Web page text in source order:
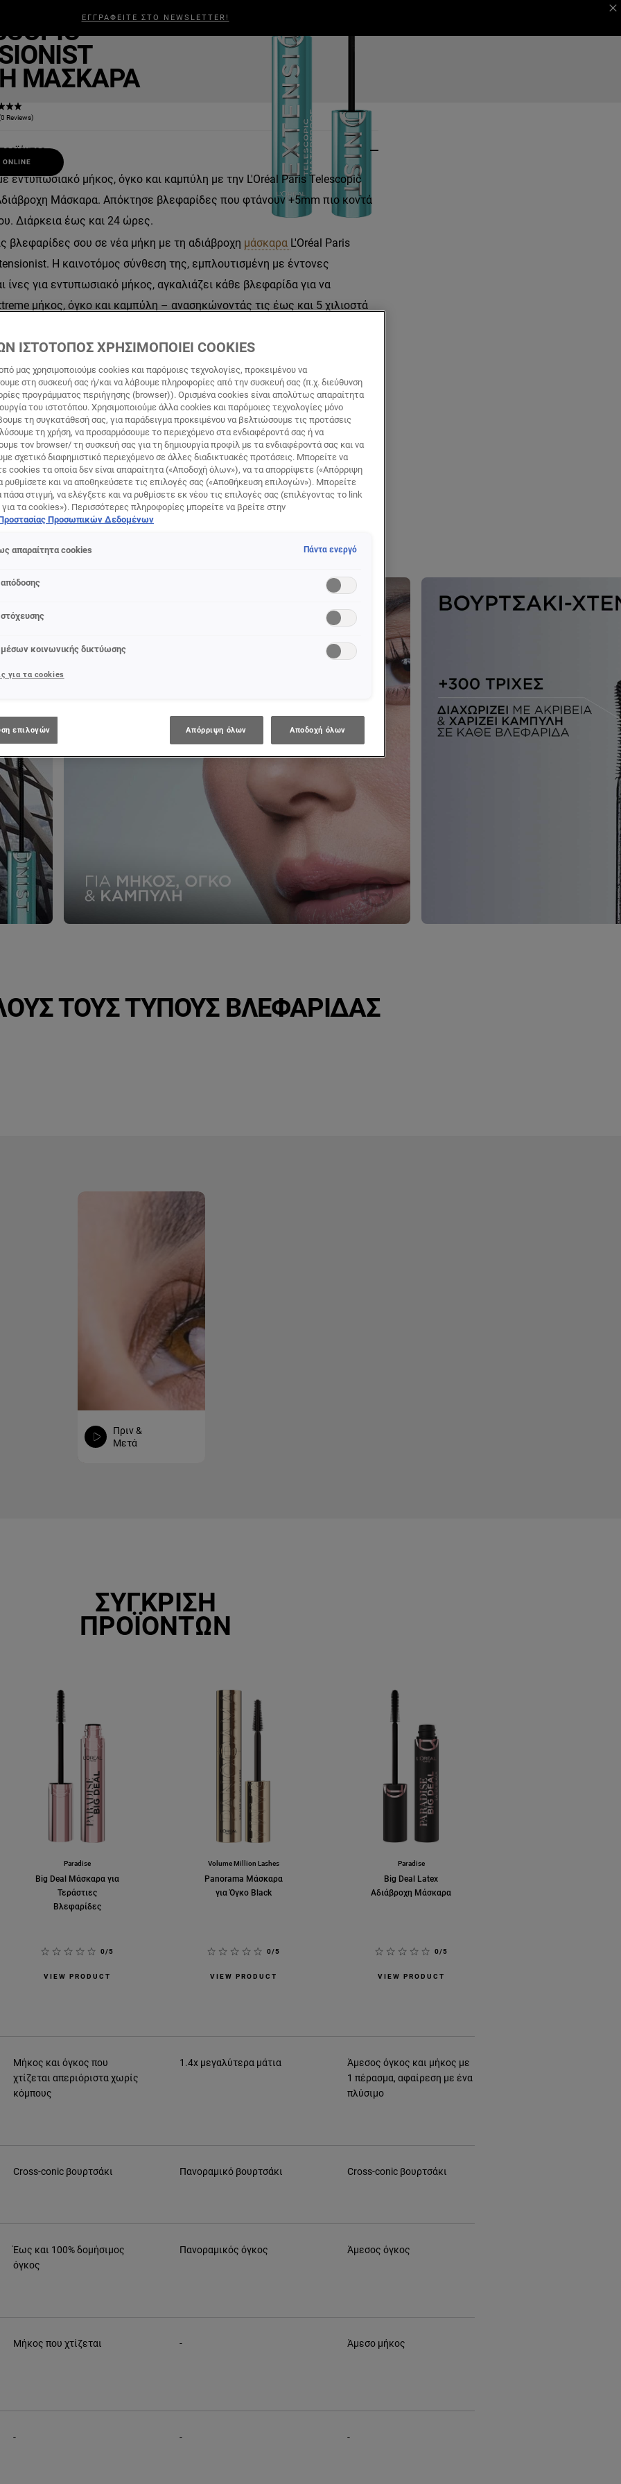
ΕΓΓΡΑΦΕΙΤΕ ΣΤΟ NEWSLETTER!
ΜΆΣΚΑΡΑ
Reviews)
εντυπωσιακό μήκος, όγκο και καμπύλη με την L'Oréal Paris Telescopic
Μάσκαρα. Απόκτησε βλεφαρίδες που φτάνουν +5mm πιο κοντά
Διάρκεια έως και 24 ώρες.
βλεφαρίδες σου σε νέα μήκη με τη αδιάβροχη μάσκαρα L'Oréal Paris
Η καινοτόμος σύνθεση της, εμπλουτισμένη με έντονες
ίνες για εντυπωσιακό μήκος, αγκαλιάζει κάθε βλεφαρίδα για να
μήκος, όγκο και καμπύλη – ανασηκώνοντάς τις έως και 5 χιλιοστά
φρύδια σου. Το καινοτόμο βουρτσάκι με πάνω από 300 τρίχες, διαχωρίζει
με ακρίβεια σε κάθε βλεφαρίδα για ένα look χωρίς κόμπους που
και 24 ώρες. Οφθαλμογικά ελεγμένη. Κατάλληλη για ευαίσθητα μάτια.
χρήστες φακών επαφής. Εύκολη στη χρήση για όλους τους τύπους
Paris, 14, rue Royale - 75008 Paris France,[email protected]
NEXT CARD
ΤΟΥΣ ΤΥΠΟΥΣ ΒΛΕΦΑΡΙΔΑΣ
ΜΕΤΑ
Πριν &
Μετά
ΣΥΓΚΡΙΣΗ
ΠΡΟΪΟΝΤΩΝ
Paradise
Big Deal Μάσκαρα για
Τεράστιες
Βλεφαρίδες
0/5
VIEW PRODUCT
Μήκος και όγκος που
χτίζεται απεριόριστα χωρίς
κόμπους
Cross-conic βουρτσάκι
Έως και 100% δομήσιμος
όγκος
Μήκος που χτίζεται
-
Volume Million Lashes
Panorama Mάσκαρα
για Όγκο Βlack
0/5
VIEW PRODUCT
1.4x μεγαλύτερα μάτια
Πανοραμικό βουρτσάκι
Πανοραμικός όγκος
-
-
Paradise
Big Deal Latex
Αδιάβροχη Μάσκαρα
0/5
VIEW PRODUCT
Άμεσος όγκος και μήκος με
1 πέρασμα, αφαίρεση με ένα
πλύσιμο
Cross-conic βουρτσάκι
Άμεσος όγκος
Άμεσο μήκος
-
ΙΣΤΟΤΟΠΟΣ ΧΡΗΣΙΜΟΠΟΙΕΙ COOKIES
μας χρησιμοποιούμε cookies και παρόμοιες τεχνολογίες, προκειμένου να
στη συσκευή σας ή/και να λάβουμε πληροφορίες από την συσκευή σας (π.χ. διεύθυνση
προγράμματος περιήγησης (browser)). Ορισμένα cookies είναι απολύτως απαραίτητα
του ιστοτόπου. Χρησιμοποιούμε άλλα cookies και παρόμοιες τεχνολογίες μόνο
τη συγκατάθεσή σας, για παράδειγμα προκειμένου να βελτιώσουμε τις προτάσεις
τη χρήση, να προσαρμόσουμε το περιεχόμενο στα ενδιαφέροντά σας ή να
τον browser/ τη συσκευή σας για τη δημιουργία προφίλ με τα ενδιαφέροντά σας και να
σχετικό διαφημιστικό περιεχόμενο σε άλλες διαδικτυακές προτάσεις. Μπορείτε να
cookies τα οποία δεν είναι απαραίτητα («Αποδοχή όλων»), να τα απορρίψετε («Απόρριψη
ρυθμίσετε και να αποθηκεύσετε τις επιλογές σας («Αποθήκευση επιλογών»). Μπορείτε
πάσα στιγμή, να ελέγξετε και να ρυθμίσετε εκ νέου τις επιλογές σας (επιλέγοντας το link
για τα cookies»). Περισσότερες πληροφορίες μπορείτε να βρείτε στην
Προσωπικών Δεδομένων
απαραίτητα cookies Πάντα ενεργό
κοινωνικής δικτύωσης
για τα cookies
επιλογών Απόρριψη όλων Αποδοχή όλων